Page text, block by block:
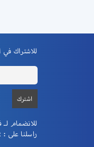
للاشتراك في
للانضمام
راسلنا على :